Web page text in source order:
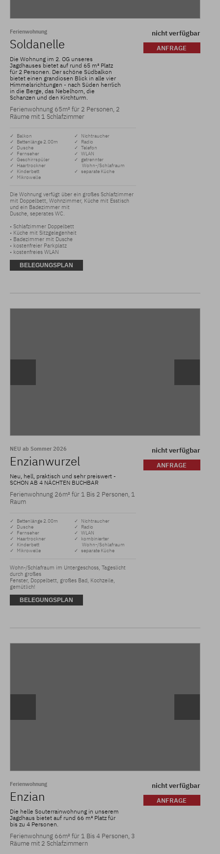
Ferienwohnung
Soldanelle
Die Wohnung im 2. OG unseres
Jagdhauses bietet auf rund 65 m² Platz
für 2 Personen. Der schöne Südbalkon
bietet einen grandiosen Blick in alle vier
Himmelsrichtungen - nach Süden herrlich
in die Berge, das Nebelhorn, die
Schanzen und den Kirchturm.
Ferienwohnung 65m² für 2 Personen, 2
Räume mit 1 Schlafzimmer
✓ Balkon
✓ Bettenlänge 2.00m
✓ Dusche
✓ Fernseher
✓ Geschirrspüler
✓ Haartrockner
✓ Kinderbett
✓ Mikrowelle
✓ Nichtraucher
✓ Radio
✓ Telefon
✓ WLAN
✓ getrennter
Wohn-/Schlafraum
✓ separate Küche
Die Wohnung verfügt über ein großes Schlafzimmer
mit Doppelbett, Wohnzimmer, Küche mit Esstisch
und ein Badezimmer mit
Dusche, seperates WC.
• Schlafzimmer Doppelbett
• Küche mit Sitzgelegenheit
• Badezimmer mit Dusche
• kostenfreier Parkplatz
• kostenfreies WLAN
nicht verfügbar
ANFRAGE
BELEGUNGSPLAN
NEU ab Sommer 2026
Enzianwurzel
Neu, hell, praktisch und sehr preiswert -
SCHON AB 4 NÄCHTEN BUCHBAR
Ferienwohnung 26m² für 1 Bis 2 Personen, 1
Raum
✓ Bettenlänge 2.00m
✓ Dusche
✓ Fernseher
✓ Haartrockner
✓ Kinderbett
✓ Mikrowelle
✓ Nichtraucher
✓ Radio
✓ WLAN
✓ kombinierter
Wohn-/Schlafraum
✓ separate Küche
Wohn-/Schlafraum im Untergeschoss, Tageslicht
durch großes
Fenster, Doppelbett, großes Bad, Kochzeile,
gemütlich!
nicht verfügbar
ANFRAGE
BELEGUNGSPLAN
Ferienwohnung
Enzian
Die helle Souterrainwohnung in unserem
Jagdhaus bietet auf rund 66 m² Platz für
bis zu 4 Personen.
Ferienwohnung 66m² für 1 Bis 4 Personen, 3
Räume mit 2 Schlafzimmern
nicht verfügbar
ANFRAGE